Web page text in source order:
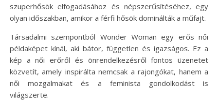
szuperhősök elfogadásához és népszerűsítéséhez, egy
olyan időszakban, amikor a férfi hősök dominálták a műfajt.
Társadalmi szempontból Wonder Woman egy erős női
példaképet kínál, aki bátor, független és igazságos. Ez a
kép a női erőről és önrendelkezésről fontos üzenetet
közvetít, amely inspirálta nemcsak a rajongókat, hanem a
női mozgalmakat és a feminista gondolkodást is
világszerte.